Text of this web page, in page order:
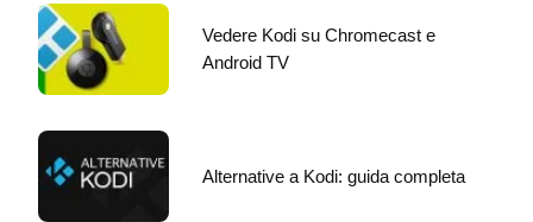
Vedere Kodi su Chromecast e
Android TV
Alternative a Kodi: guida completa